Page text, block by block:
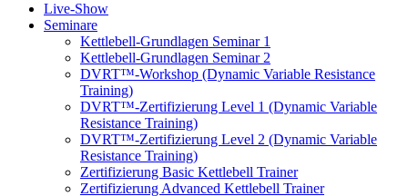
Live-Show
Seminare
Kettlebell-Grundlagen Seminar 1
Kettlebell-Grundlagen Seminar 2
DVRT™-Workshop (Dynamic Variable Resistance
Training)
DVRT™-Zertifizierung Level 1 (Dynamic Variable
Resistance Training)
DVRT™-Zertifizierung Level 2 (Dynamic Variable
Resistance Training)
Zertifizierung Basic Kettlebell Trainer
Zertifizierung Advanced Kettlebell Trainer